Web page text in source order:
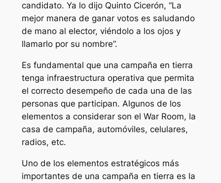
candidato. Ya lo dijo Quinto Cicerón, “La
mejor manera de ganar votos es saludando
de mano al elector, viéndolo a los ojos y
llamarlo por su nombre”.
Es fundamental que una campaña en tierra
tenga infraestructura operativa que permita
el correcto desempeño de cada una de las
personas que participan. Algunos de los
elementos a considerar son el War Room, la
casa de campaña, automóviles, celulares,
radios, etc.
Uno de los elementos estratégicos más
importantes de una campaña en tierra es la